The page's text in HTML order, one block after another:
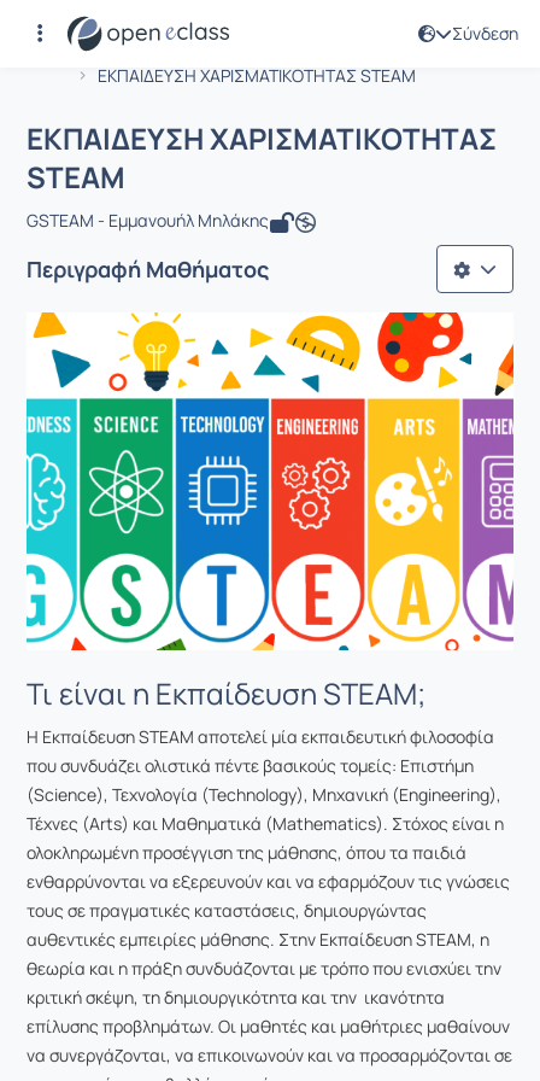
Σύνδεση
Αρχική Σελίδα
ΕΚΠΑΙΔΕΥΣΗ ΧΑΡΙΣΜΑΤΙΚΟΤΗΤΑΣ STEAM
Μάθημα : ΕΚΠΑΙΔΕΥΣΗ
ΕΚΠΑΙΔΕΥΣΗ ΧΑΡΙΣΜΑΤΙΚΟΤΗΤΑΣ
STEAM
GSTEAM - Εμμανουήλ Μηλάκης
Περιγραφή Μαθήματος
Τι είναι η Εκπαίδευση STEAM;
Η Εκπαίδευση STEAM αποτελεί μία εκπαιδευτική φιλοσοφία
που συνδυάζει ολιστικά πέντε βασικούς τομείς: Επιστήμη
(Science), Τεχνολογία (Technology), Μηχανική (Engineering),
Τέχνες (Arts) και Μαθηματικά (Mathematics). Στόχος είναι η
ολοκληρωμένη προσέγγιση της μάθησης, όπου τα παιδιά
ενθαρρύνονται να εξερευνούν και να εφαρμόζουν τις γνώσεις
τους σε πραγματικές καταστάσεις, δημιουργώντας
αυθεντικές εμπειρίες μάθησης. Στην Εκπαίδευση STEAM, η
θεωρία και η πράξη συνδυάζονται με τρόπο που ενισχύει την
κριτική σκέψη, τη δημιουργικότητα και την ικανότητα
επίλυσης προβλημάτων. Οι μαθητές και μαθήτριες μαθαίνουν
να συνεργάζονται, να επικοινωνούν και να προσαρμόζονται σε